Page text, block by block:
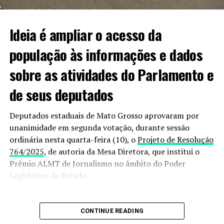
mobilizados em busca de informações sobre o paradeiro
Informações podem ser passadas à polícia pelo 190
ou 187.
VEJA VIDEO DO MOMENTO;
Ideia é ampliar o acesso da
população às informações e dados
sobre as atividades do Parlamento e
de seus deputados
Deputados estaduais de Mato Grosso aprovaram por
unanimidade em segunda votação, durante sessão
ordinária nesta quarta-feira (10), oProjeto de Resolução
764/2025, de autoria da Mesa Diretora, que institui o
Prêmio ALMT de Jornalismo no âmbito do Poder
Legislativo do Estado.
estimular os trabalhos dos jornalistas que fazem a
cobertura das atividades legislativas, além de destacar a
CONTINUE READING